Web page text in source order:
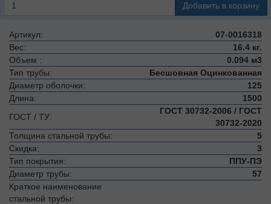
Добавить в корзину
Артикул:
07-0016318
Вес:
16.4 кг.
Объем :
0.094 м3
Тип трубы:
Бесшовная Оцинкованная
Диаметр оболочки:
125
Длина:
1500
ГОСТ / ТУ:
ГОСТ 30732-2006 / ГОСТ
30732-2020
Толщина стальной трубы:
5
Скидка:
3
Тип покрытия:
ППУ-ПЭ
Диаметр трубы:
57
Краткое наименование
стальной трубы: